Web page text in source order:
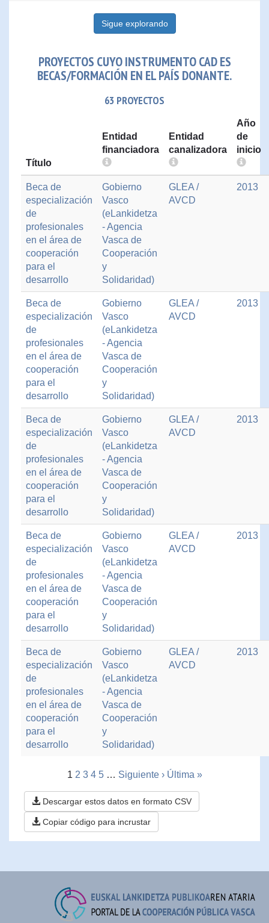
Sigue explorando
PROYECTOS CUYO INSTRUMENTO CAD ES
BECAS/FORMACIÓN EN EL PAÍS DONANTE.
63 PROYECTOS
Título
Entidad
financiadora
Entidad
canalizadora
Año
de
inicio
Beca de
especialización
de
profesionales
en el área de
cooperación
para el
desarrollo
Gobierno
Vasco
(eLankidetza
- Agencia
Vasca de
Cooperación
y
Solidaridad)
GLEA /
AVCD
2013
Beca de
especialización
de
profesionales
en el área de
cooperación
para el
desarrollo
Gobierno
Vasco
(eLankidetza
- Agencia
Vasca de
Cooperación
y
Solidaridad)
GLEA /
AVCD
2013
Beca de
especialización
de
profesionales
en el área de
cooperación
para el
desarrollo
Gobierno
Vasco
(eLankidetza
- Agencia
Vasca de
Cooperación
y
Solidaridad)
GLEA /
AVCD
2013
Beca de
especialización
de
profesionales
en el área de
cooperación
para el
desarrollo
Gobierno
Vasco
(eLankidetza
- Agencia
Vasca de
Cooperación
y
Solidaridad)
GLEA /
AVCD
2013
Beca de
especialización
de
profesionales
en el área de
cooperación
para el
desarrollo
Gobierno
Vasco
(eLankidetza
- Agencia
Vasca de
Cooperación
y
Solidaridad)
GLEA /
AVCD
2013
1 2 3 4 5 … Siguiente › Última »
Descargar estos datos en formato CSV
Copiar código para incrustar